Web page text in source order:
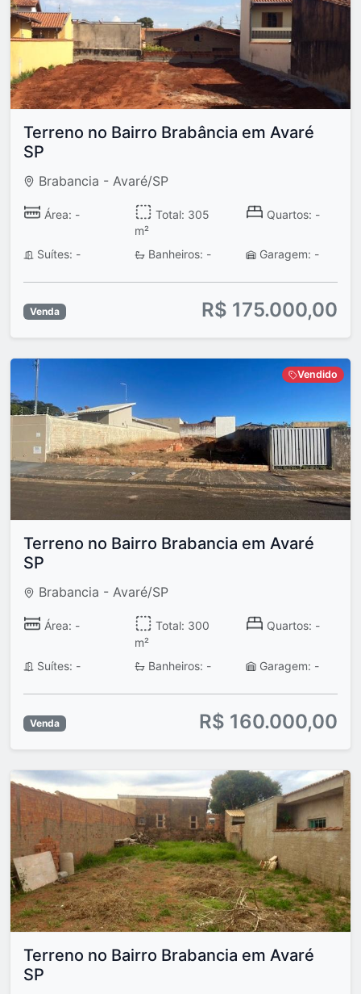
Terreno no Bairro Brabância em Avaré
SP
Brabancia - Avaré/SP
Área: -
Total: 305
m²
Quartos: -
Suítes: - Banheiros: - Garagem: -
Venda R$ 175.000,00
Vendido
Terreno no Bairro Brabancia em Avaré
SP
Brabancia - Avaré/SP
Área: -
Total: 300
m²
Quartos: -
Suítes: - Banheiros: - Garagem: -
Venda R$ 160.000,00
Terreno no Bairro Brabancia em Avaré
SP